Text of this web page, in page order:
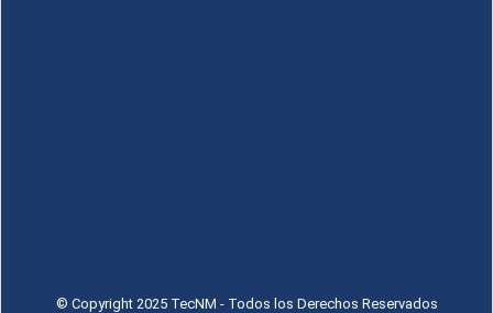
© Copyright 2025 TecNM - Todos los Derechos Reservados